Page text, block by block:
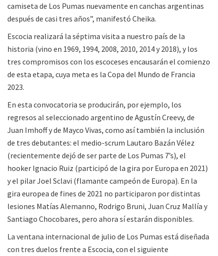
camiseta de Los Pumas nuevamente en canchas argentinas
después de casi tres años”, manifestó Cheika.
Escocia realizará la séptima visita a nuestro país de la
historia (vino en 1969, 1994, 2008, 2010, 2014 y 2018), y los
tres compromisos con los escoceses encausarán el comienzo
de esta etapa, cuya meta es la Copa del Mundo de Francia
2023.
En esta convocatoria se producirán, por ejemplo, los
regresos al seleccionado argentino de Agustín Creevy, de
Juan Imhoff y de Mayco Vivas, como así también la inclusión
de tres debutantes: el medio-scrum Lautaro Bazán Vélez
(recientemente dejó de ser parte de Los Pumas 7’s), el
hooker Ignacio Ruiz (participó de la gira por Europa en 2021)
y el pilar Joel Sclavi (flamante campeón de Europa). En la
gira europea de fines de 2021 no participaron por distintas
lesiones Matías Alemanno, Rodrigo Bruni, Juan Cruz Mallía y
Santiago Chocobares, pero ahora sí estarán disponibles.
La ventana internacional de julio de Los Pumas está diseñada
con tres duelos frente a Escocia, con el siguiente